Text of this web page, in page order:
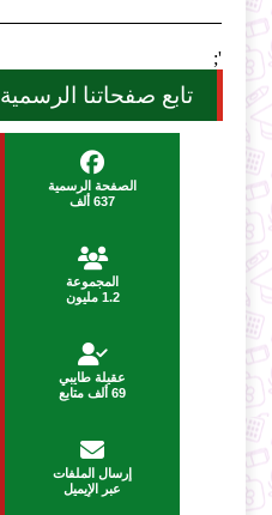
';
تابع صفحاتنا الرسمية
الصفحة الرسمية
637 ألف
المجموعة
1.2 مليون
عقيلة طايبي
69 ألف متابع
إرسال الملفات
عبر الإيميل